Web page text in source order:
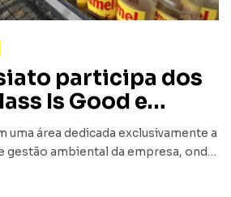
participa dos
Is Good e
uma área dedicada exclusivamente a
gestão ambiental da empresa, onde
de resíduos sólidos em todas